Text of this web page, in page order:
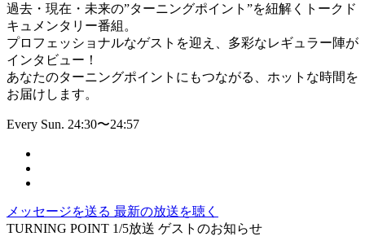
過去・現在・未来の”ターニングポイント”を紐解くトークド
キュメンタリー番組。
プロフェッショナルなゲストを迎え、多彩なレギュラー陣が
インタビュー！
あなたのターニングポイントにもつながる、ホットな時間を
お届けします。
Every Sun. 24:30〜24:57
メッセージを送る 最新の放送を聴く
TURNING POINT 1/5放送 ゲストのお知らせ